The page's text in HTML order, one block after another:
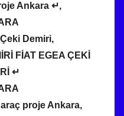
Ankara ↵,
Demiri,
FİAT EGEA ÇEKİ
↵
proje Ankara,